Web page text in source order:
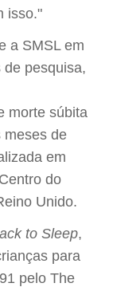
isso."
a SMSL em
pesquisa,
morte súbita
meses de
em
do
Unido.
to Sleep,
para
pelo The